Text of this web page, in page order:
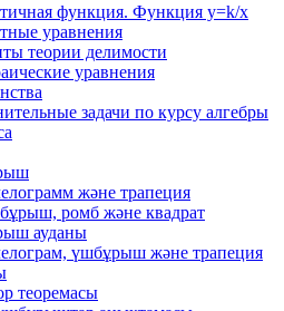
функция. Функция у=k/x
уравнения
теории делимости
уравнения
задачи по курсу алгебры
және трапеция
ромб және квадрат
ауданы
үшбұрыш және трапеция
теоремасы